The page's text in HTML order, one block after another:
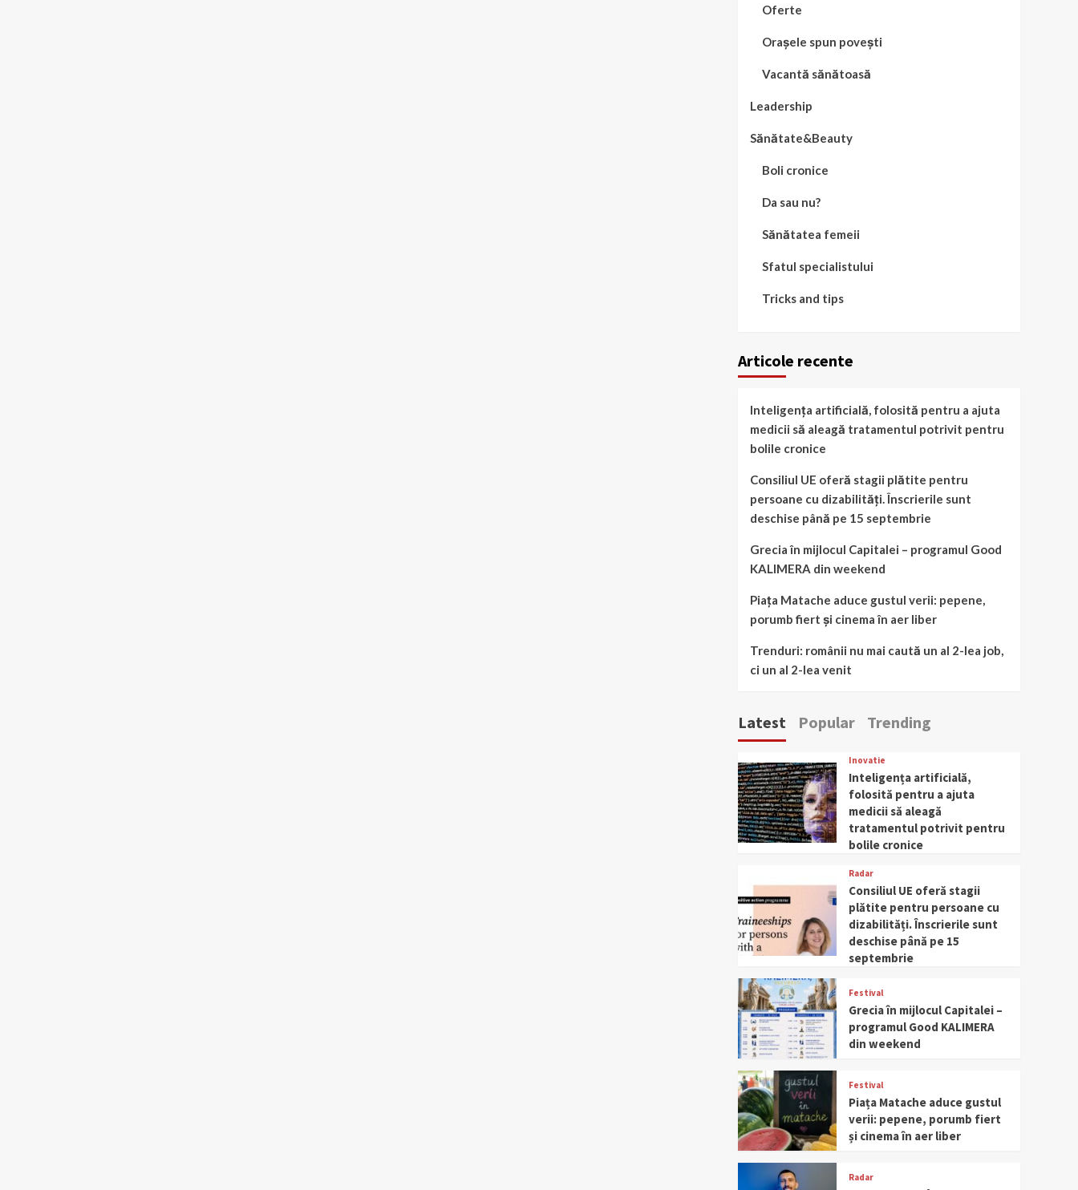
Oferte
Orașele spun povești
Vacantă sănătoasă
Leadership
Sănătate&Beauty
Boli cronice
Da sau nu?
Sănătatea femeii
Sfatul specialistului
Tricks and tips
Articole recente
Inteligența artificială, folosită pentru a ajuta
medicii să aleagă tratamentul potrivit pentru
bolile cronice
Consiliul UE oferă stagii plătite pentru
persoane cu dizabilități. Înscrierile sunt
deschise până pe 15 septembrie
Grecia în mijlocul Capitalei – programul Good
KALIMERA din weekend
Piața Matache aduce gustul verii: pepene,
porumb fiert și cinema în aer liber
Trenduri: românii nu mai caută un al 2-lea job,
ci un al 2-lea venit
Latest Popular Trending
Inovatie
Inteligența artificială,
folosită pentru a ajuta
medicii să aleagă
tratamentul potrivit pentru
bolile cronice
Radar
Consiliul UE oferă stagii
plătite pentru persoane cu
dizabilități. Înscrierile sunt
deschise până pe 15
septembrie
Festival
Grecia în mijlocul Capitalei –
programul Good KALIMERA
din weekend
Festival
Piața Matache aduce gustul
verii: pepene, porumb fiert
și cinema în aer liber
Radar